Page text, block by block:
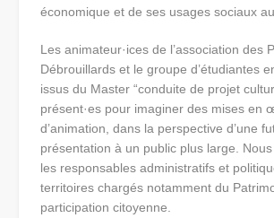
économique et de ses usages sociaux
Les animateur·ices de l’association des
Débrouillards et le groupe d’étudiantes
issus du Master “conduite de projet
présent·es pour imaginer des mises en
d’animation, dans la perspective d’une
présentation à un public plus large.
les responsables administratifs et
territoires chargés notamment du
participation citoyenne.